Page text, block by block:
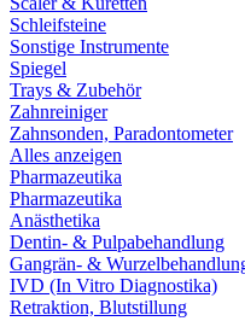
Schleifsteine
Sonstige Instrumente
Spiegel
Trays & Zubehör
Zahnreiniger
Zahnsonden, Paradontometer
Alles anzeigen
Pharmazeutika
Pharmazeutika
Anästhetika
Dentin- & Pulpabehandlung
Gangrän- &
IVD (In Vitro Diagnostika)
Retraktion, Blutstillung